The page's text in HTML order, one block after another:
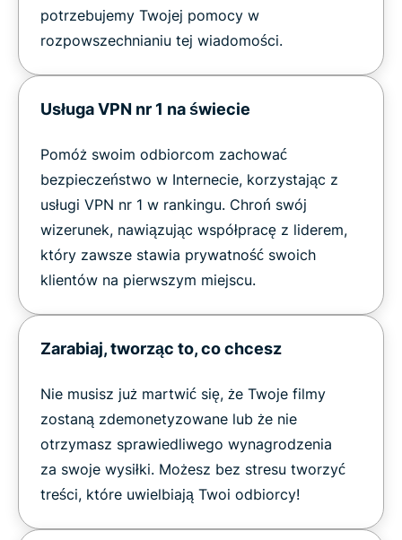
potrzebujemy Twojej pomocy w
rozpowszechnianiu tej wiadomości.
Usługa VPN nr 1 na świecie
Pomóż swoim odbiorcom zachować
bezpieczeństwo w Internecie, korzystając z
usługi VPN nr 1 w rankingu. Chroń swój
wizerunek, nawiązując współpracę z liderem,
który zawsze stawia prywatność swoich
klientów na pierwszym miejscu.
Zarabiaj, tworząc to, co chcesz
Nie musisz już martwić się, że Twoje filmy
zostaną zdemonetyzowane lub że nie
otrzymasz sprawiedliwego wynagrodzenia
za swoje wysiłki. Możesz bez stresu tworzyć
treści, które uwielbiają Twoi odbiorcy!